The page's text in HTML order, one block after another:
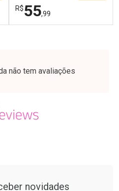
R$55,99
Laboratório
Por Menos
não tem avaliações
novidades